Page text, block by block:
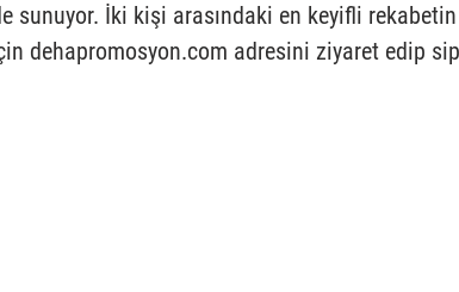
İki kişi arasındaki en keyifli rekabetin
dehapromosyon.com adresini ziyaret edip